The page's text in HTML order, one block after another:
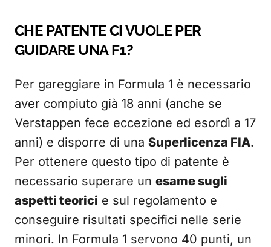
CHE PATENTE CI VUOLE PER
GUIDARE UNA F1?
Per gareggiare in Formula 1 è necessario
aver compiuto già 18 anni (anche se
Verstappen fece eccezione ed esordì a 17
anni) e disporre di una Superlicenza FIA.
Per ottenere questo tipo di patente è
necessario superare un esame sugli
aspetti teorici e sul regolamento e
conseguire risultati specifici nelle serie
minori. In Formula 1 servono 40 punti, un